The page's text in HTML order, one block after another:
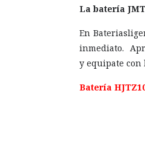
La batería
En
inmediato.
y equipate con
Batería